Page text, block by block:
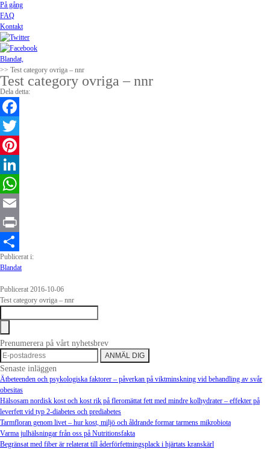
På gång
FAQ
Kontakt
Blandat,
>> Test category ovriga – nnr
Test category ovriga – nnr
Dela detta:
Facebook
Twitter
Pinterest
LinkedIn
WhatsApp
Email
Print
Dela
Publicerat i:
Blandat
Publicerat 2016-10-06
Test category ovriga – nnr
Prenumerera på vårt nyhetsbrev
Senaste inläggen
Ätbeteenden och psykologiska faktorer – påverkan på viktminskning vid behandling av svår
obesitas
Hälsosam nordisk kost och kost rik på fleromättat fett med mindre kolhydrater – effekter på
leverfett vid typ 2-diabetes och prediabetes
Tarmfloran genom livet – hur kost, miljö och åldrande formar tarmens mikrobiota
Varma julhälsningar från oss på Nutritionsfakta
Begränsat med fiber är relaterat till åderförfettningsplack i hjärtats kranskärl